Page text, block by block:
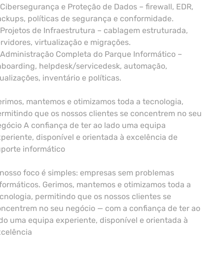
e Proteção de Dados – firewall, EDR,
políticas de segurança e conformidade.
de Infraestrutura – cablagem estruturada,
virtualização e migrações.
Completa do Parque Informático –
helpdesk/servicedesk, automação,
inventário e políticas.
mantemos e otimizamos toda a tecnologia,
que os nossos clientes se concentrem no seu
A confiança de ter ao lado uma equipa
disponível e orientada à excelência de
informático
foco é simples: empresas sem problemas
Gerimos, mantemos e otimizamos toda a
permitindo que os nossos clientes se
no seu negócio — com a confiança de ter ao
uma equipa experiente, disponível e orientada à